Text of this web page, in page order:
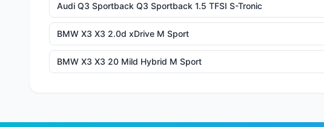
Audi Q3 Sportback Q3 Sportback 1.5 TFSI S-Tronic
BMW X3 X3 2.0d xDrive M Sport
BMW X3 X3 20 Mild Hybrid M Sport